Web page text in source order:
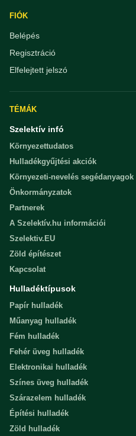
FIÓK
Belépés
Regisztráció
Elfelejtett jelszó
TÉMÁK
Szelektív infó
Környezettudatos
Hulladékgyűjtési akciók
Környezeti-nevelés segédanyagok
Önkormányzatok
Partnerek
A Szelektív.hu információi
Szelektiv.EU
Zöld építészet
Kapcsolat
Hulladéktípusok
Papír hulladék
Műanyag hulladék
Fém hulladék
Fehér üveg hulladék
Elektronikai hulladék
Színes üveg hulladék
Szárazelem hulladék
Építési hulladék
Zöld hulladék